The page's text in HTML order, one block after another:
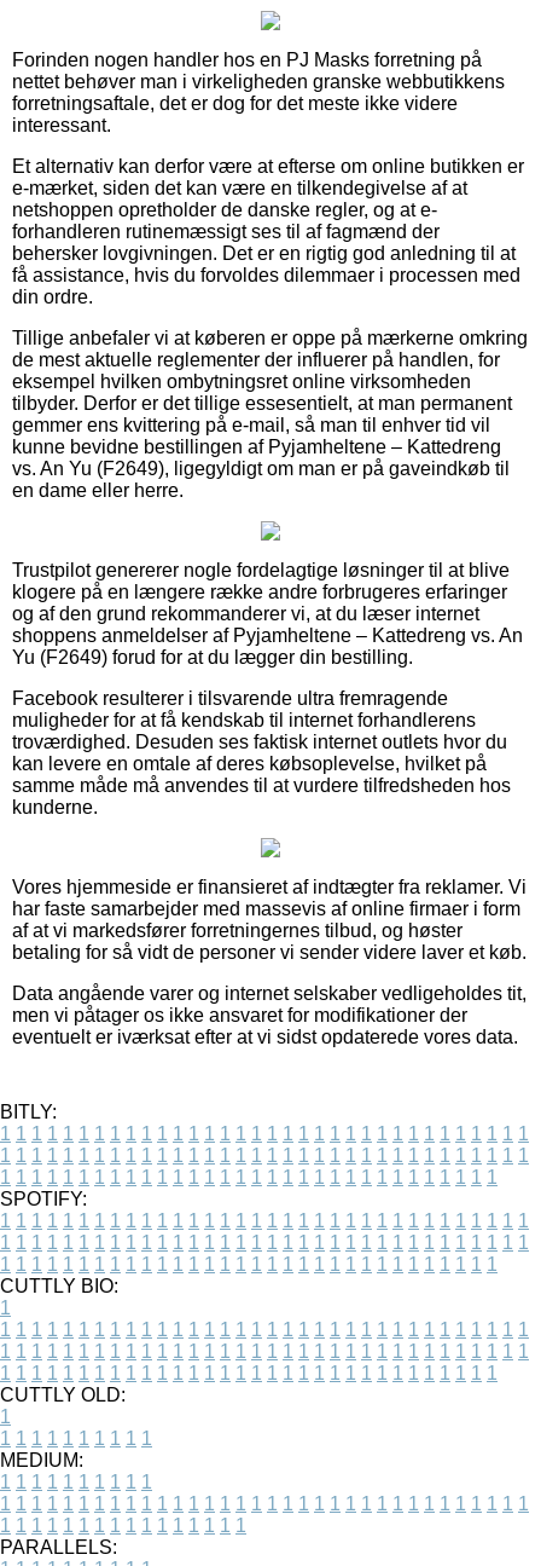
Forinden nogen handler hos en PJ Masks forretning på
nettet behøver man i virkeligheden granske webbutikkens
forretningsaftale, det er dog for det meste ikke videre
interessant.
Et alternativ kan derfor være at efterse om online butikken er
e-mærket, siden det kan være en tilkendegivelse af at
netshoppen opretholder de danske regler, og at e-
forhandleren rutinemæssigt ses til af fagmænd der
behersker lovgivningen. Det er en rigtig god anledning til at
få assistance, hvis du forvoldes dilemmaer i processen med
din ordre.
Tillige anbefaler vi at køberen er oppe på mærkerne omkring
de mest aktuelle reglementer der influerer på handlen, for
eksempel hvilken ombytningsret online virksomheden
tilbyder. Derfor er det tillige essesentielt, at man permanent
gemmer ens kvittering på e-mail, så man til enhver tid vil
kunne bevidne bestillingen af Pyjamheltene – Kattedreng
vs. An Yu (F2649), ligegyldigt om man er på gaveindkøb til
en dame eller herre.
Trustpilot genererer nogle fordelagtige løsninger til at blive
klogere på en længere række andre forbrugeres erfaringer
og af den grund rekommanderer vi, at du læser internet
shoppens anmeldelser af Pyjamheltene – Kattedreng vs. An
Yu (F2649) forud for at du lægger din bestilling.
Facebook resulterer i tilsvarende ultra fremragende
muligheder for at få kendskab til internet forhandlerens
troværdighed. Desuden ses faktisk internet outlets hvor du
kan levere en omtale af deres købsoplevelse, hvilket på
samme måde må anvendes til at vurdere tilfredsheden hos
kunderne.
Vores hjemmeside er finansieret af indtægter fra reklamer. Vi
har faste samarbejder med massevis af online firmaer i form
af at vi markedsfører forretningernes tilbud, og høster
betaling for så vidt de personer vi sender videre laver et køb.
Data angående varer og internet selskaber vedligeholdes tit,
men vi påtager os ikke ansvaret for modifikationer der
eventuelt er iværksat efter at vi sidst opdaterede vores data.
BITLY:
1 1 1 1 1 1 1 1 1 1 1 1 1 1 1 1 1 1 1 1 1 1 1 1 1 1 1 1 1 1 1 1 1 1
1 1 1 1 1 1 1 1 1 1 1 1 1 1 1 1 1 1 1 1 1 1 1 1 1 1 1 1 1 1 1 1 1 1
1 1 1 1 1 1 1 1 1 1 1 1 1 1 1 1 1 1 1 1 1 1 1 1 1 1 1 1 1 1 1 1
SPOTIFY:
1 1 1 1 1 1 1 1 1 1 1 1 1 1 1 1 1 1 1 1 1 1 1 1 1 1 1 1 1 1 1 1 1 1
1 1 1 1 1 1 1 1 1 1 1 1 1 1 1 1 1 1 1 1 1 1 1 1 1 1 1 1 1 1 1 1 1 1
1 1 1 1 1 1 1 1 1 1 1 1 1 1 1 1 1 1 1 1 1 1 1 1 1 1 1 1 1 1 1 1
CUTTLY BIO:
1
1 1 1 1 1 1 1 1 1 1 1 1 1 1 1 1 1 1 1 1 1 1 1 1 1 1 1 1 1 1 1 1 1 1
1 1 1 1 1 1 1 1 1 1 1 1 1 1 1 1 1 1 1 1 1 1 1 1 1 1 1 1 1 1 1 1 1 1
1 1 1 1 1 1 1 1 1 1 1 1 1 1 1 1 1 1 1 1 1 1 1 1 1 1 1 1 1 1 1 1
CUTTLY OLD:
1
1 1 1 1 1 1 1 1 1 1
MEDIUM:
1 1 1 1 1 1 1 1 1 1
1 1 1 1 1 1 1 1 1 1 1 1 1 1 1 1 1 1 1 1 1 1 1 1 1 1 1 1 1 1 1 1 1 1
1 1 1 1 1 1 1 1 1 1 1 1 1 1 1 1
PARALLELS: